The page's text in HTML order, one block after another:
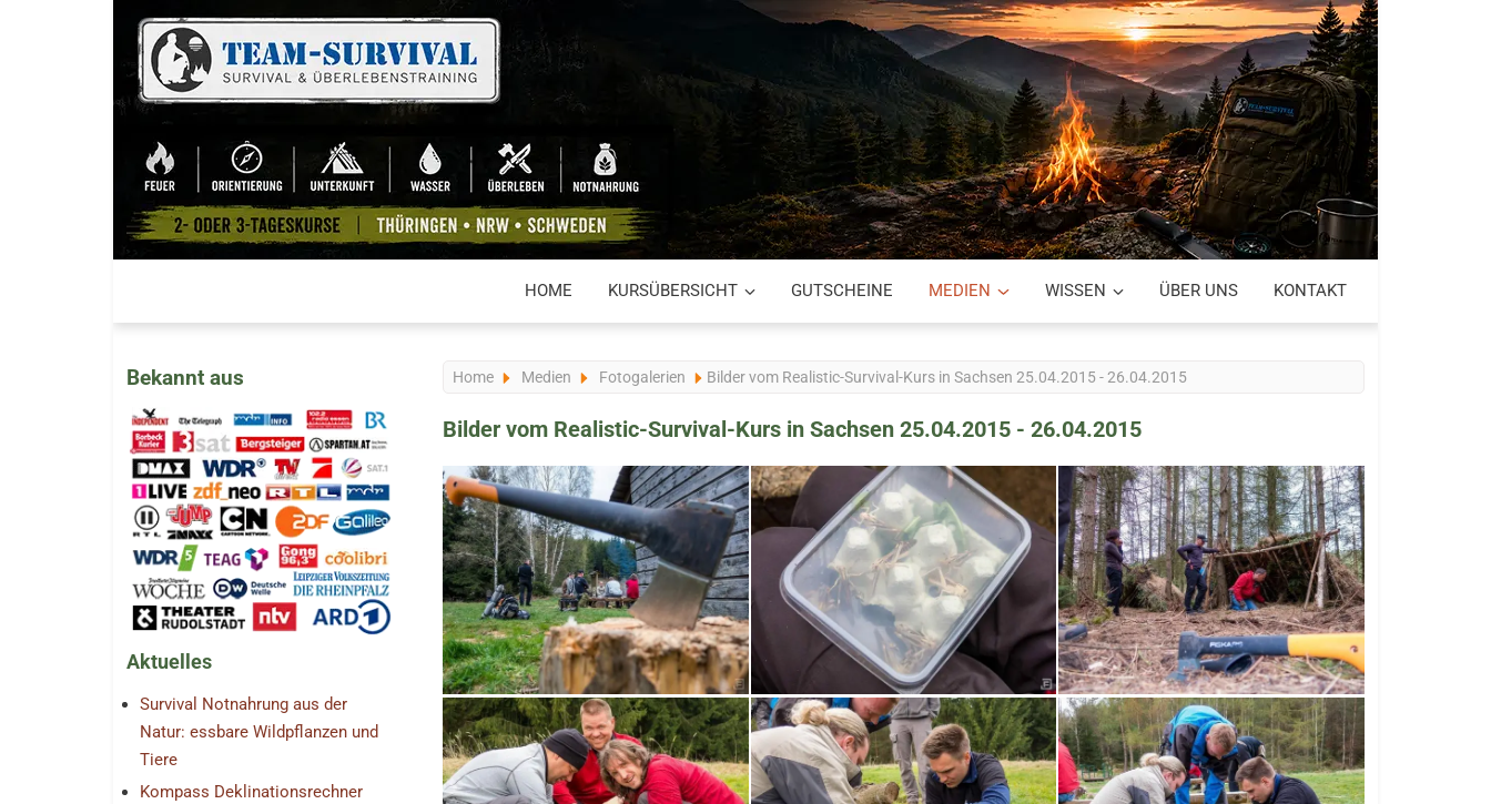
HOME KURSÜBERSICHT GUTSCHEINE MEDIEN WISSEN ÜBER UNS KONTAKT
Bekannt aus
Aktuelles
Survival Notnahrung aus der
Natur: essbare Wildpflanzen und
Tiere
Kompass Deklinationsrechner
Home Medien Fotogalerien Bilder vom Realistic-Survival-Kurs in Sachsen 25.04.2015 - 26.04.2015
Bilder vom Realistic-Survival-Kurs in Sachsen 25.04.2015 - 26.04.2015